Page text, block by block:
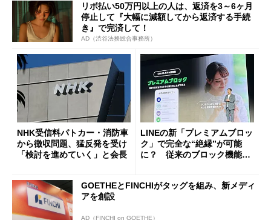
リボ払い50万円以上の人は、返済を3～6ヶ月
停止して『大幅に減額してから返済する手続
き』で完済して！
AD（渋谷法務総合事務所）
NHK受信料パトカー・消防車
から徴収問題、猛反発を受け
「検討を進めていく」と会長
LINEの新「プレミアムブロッ
ク」で完全な“絶縁”が可能
に？ 従来のブロック機能と
GOETHEとFINCHIがタッグを組み、新メディ
アを創設
AD（FINCHI on GOETHE）